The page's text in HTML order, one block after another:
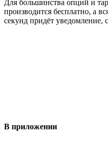
Для большинства опций и
производится бесплатно, а
секунд придёт
В приложении